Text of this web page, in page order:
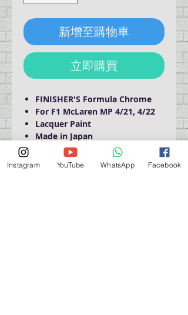
新增至購物車
立即購買
FINISHER'S Formula Chrome
For F1 McLaren MP 4/21, 4/22
Lacquer Paint
Made in Japan
Domestic Shipping Only
Instagram YouTube WhatsApp Facebook